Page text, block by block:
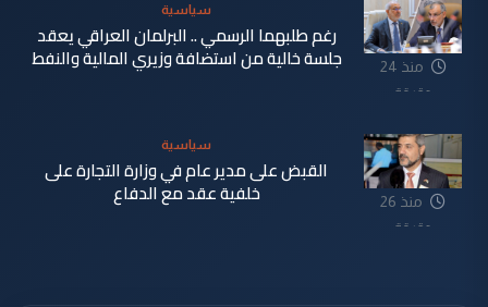
منذ 24
دقيقة
سياسية
رغم طلبهما الرسمي .. البرلمان العراقي يعقد
جلسة خالية من استضافة وزيري المالية والنفط
منذ 26
دقيقة
سياسية
القبض على مدير عام في وزارة التجارة على
خلفية عقد مع الدفاع